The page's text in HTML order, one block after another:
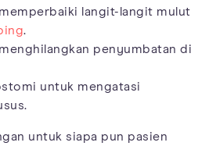
langit-langit mulut
.
penyumbatan di
untuk mengatasi
untuk siapa pun pasien